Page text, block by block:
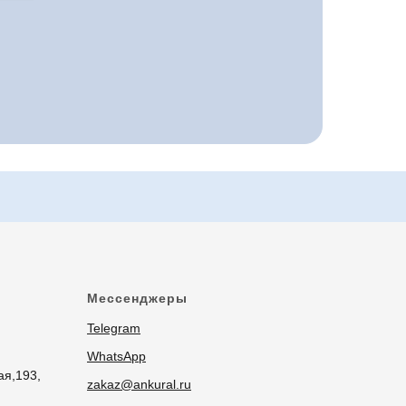
Мессенджеры
Telegram
WhatsApp
zakaz@ankural.ru